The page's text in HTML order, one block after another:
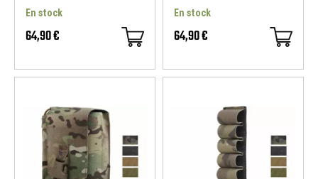
En stock
64,90 €
En stock
64,90 €